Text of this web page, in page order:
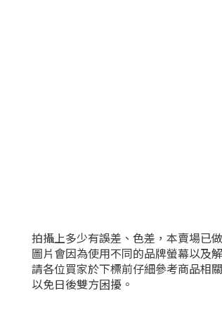
拍攝上多少有誤差、色差，本賣場已
圖片會因為使用不同的品牌螢幕以及
請各位買家於下標前仔細參考商品相
以免日後雙方困擾。